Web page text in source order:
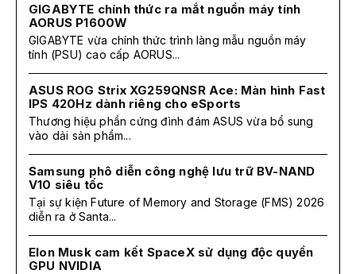
GIGABYTE chính thức ra mắt nguồn máy tính
AORUS P1600W
GIGABYTE vừa chính thức trình làng mẫu nguồn máy
tính (PSU) cao cấp AORUS...
ASUS ROG Strix XG259QNSR Ace: Màn hình Fast
IPS 420Hz dành riêng cho eSports
Thương hiệu phần cứng đình đám ASUS vừa bổ sung
vào dải sản phẩm...
Samsung phô diễn công nghệ lưu trữ BV-NAND
V10 siêu tốc
Tại sự kiện Future of Memory and Storage (FMS) 2026
diễn ra ở Santa...
Elon Musk cam kết SpaceX sử dụng độc quyền
GPU NVIDIA